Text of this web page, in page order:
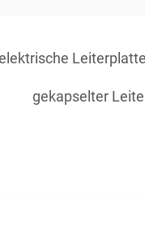
gekapselter